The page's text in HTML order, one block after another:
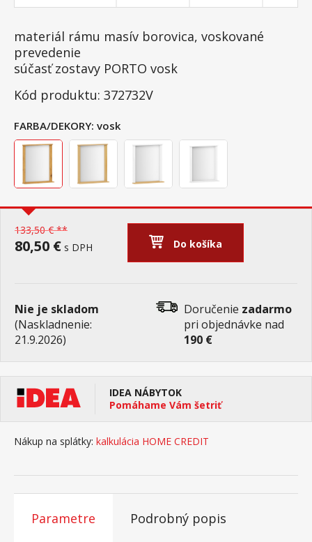
materiál rámu masív borovica, voskované
prevedenie
súčasť zostavy PORTO vosk
Kód produktu: 372732V
FARBA/DEKORY: vosk
133,50 € **
80,50 € s DPH Do košíka
Nie je skladom
(Naskladnenie:
21.9.2026)
Doručenie zadarmo
pri objednávke nad
190 €
IDEA NÁBYTOK
Pomáhame Vám šetriť
Nákup na splátky: kalkulácia HOME CREDIT
Parametre Podrobný popis